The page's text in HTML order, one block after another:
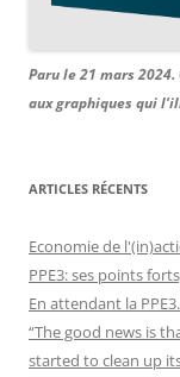
Paru le 21 mars
aux graphiques qui
ARTICLES RÉCENTS
Economie de
PPE3: ses points
En attendant la
“The good news is
started to clean up